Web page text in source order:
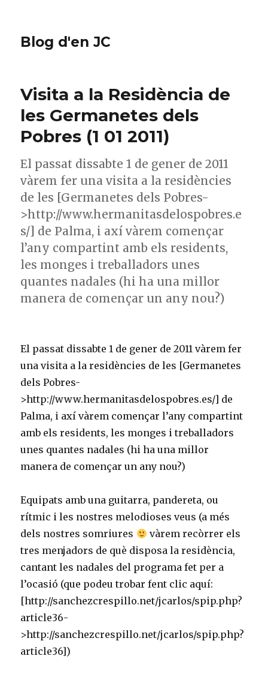
Blog d'en JC
Visita a la Residència de
les Germanetes dels
Pobres (1 01 2011)
El passat dissabte 1 de gener de 2011
vàrem fer una visita a la residències
de les [Germanetes dels Pobres-
>http://www.hermanitasdelospobres.e
s/] de Palma, i axí vàrem començar
l’any compartint amb els residents,
les monges i treballadors unes
quantes nadales (hi ha una millor
manera de començar un any nou?)
El passat dissabte 1 de gener de 2011 vàrem fer
una visita a la residències de les [Germanetes
dels Pobres-
>http://www.hermanitasdelospobres.es/] de
Palma, i axí vàrem començar l’any compartint
amb els residents, les monges i treballadors
unes quantes nadales (hi ha una millor
manera de començar un any nou?)
Equipats amb una guitarra, pandereta, ou
rítmic i les nostres melodioses veus (a més
dels nostres somriures
vàrem recòrrer els
tres menjadors de què disposa la residència,
cantant les nadales del programa fet per a
l’ocasió (que podeu trobar fent clic aquí:
[http://sanchezcrespillo.net/jcarlos/spip.php?
article36-
>http://sanchezcrespillo.net/jcarlos/spip.php?
article36])